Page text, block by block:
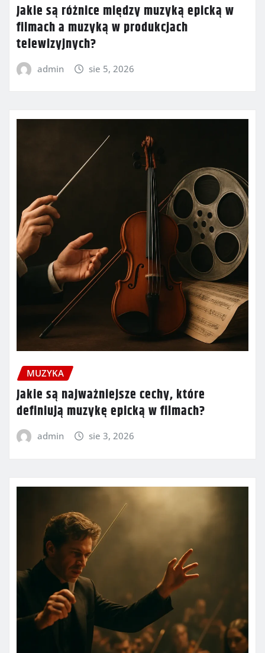
Jakie są różnice między muzyką epicką w
filmach a muzyką w produkcjach
telewizyjnych?
admin sie 5, 2026
MUZYKA
Jakie są najważniejsze cechy, które
definiują muzykę epicką w filmach?
admin sie 3, 2026